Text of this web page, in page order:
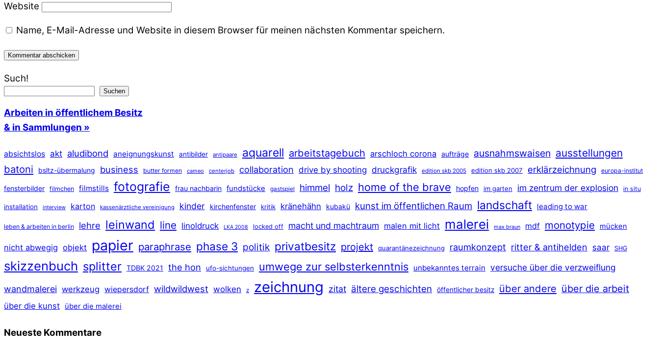
Website
Name, E-Mail-Adresse und Website in diesem Browser für meinen nächsten Kommentar speichern.
Such!
Suchen
Arbeiten in öffentlichem Besitz
& in Sammlungen »
absichtslos akt aludibond aneignungskunst antibilder antipaare aquarell arbeitstagebuch arschloch corona aufträge ausnahmswaisen ausstellungen
batoni
bsltz-übermalung business butter formen cameo centerjob collaboration drive by shooting druckgrafik edition skb 2005 edition skb 2007 erklärzeichnung europa-institut
fensterbilder filmchen filmstills fotografie frau nachbarin fundstücke gastspiel himmel holz home of the brave hopfen im garten im zentrum der explosion in situ
installation interview karton kassenärztliche vereinigung kinder kirchenfenster kritik kränehähn kubakü kunst im öffentlichen Raum landschaft leading to war
leben & arbeiten in berlin lehre leinwand line linoldruck LKA 2008 locked off macht und machtraum malen mit licht malerei max braun mdf monotypie mücken
nicht abwegig objekt papier paraphrase phase 3 politik privatbesitz projekt quarantänezeichnung raumkonzept ritter & antihelden saar SHG
skizzenbuch splitter TDBK 2021 the hon ufo-sichtungen umwege zur selbsterkenntnis unbekanntes terrain versuche über die verzweiflung
wandmalerei werkzeug wiepersdorf wildwildwest wolken z zeichnung zitat ältere geschichten öffentlicher besitz über andere über die arbeit
über die kunst über die malerei
Neueste Kommentare